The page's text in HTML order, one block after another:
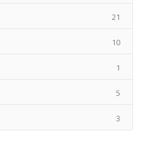
21
10
1
5
3